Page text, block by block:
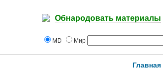
Обнародовать материалы
MD Мир
Главная